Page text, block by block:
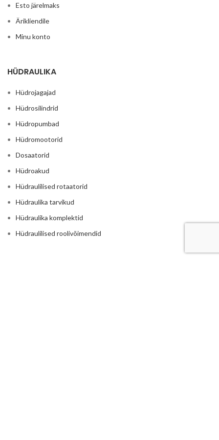
Esto järelmaks
Ärikliendile
Minu konto
HÜDRAULIKA
Hüdrojagajad
Hüdrosilindrid
Hüdropumbad
Hüdromootorid
Dosaatorid
Hüdroakud
Hüdraulilised rotaatorid
Hüdraulika tarvikud
Hüdraulika komplektid
Hüdraulilised roolivõimendid